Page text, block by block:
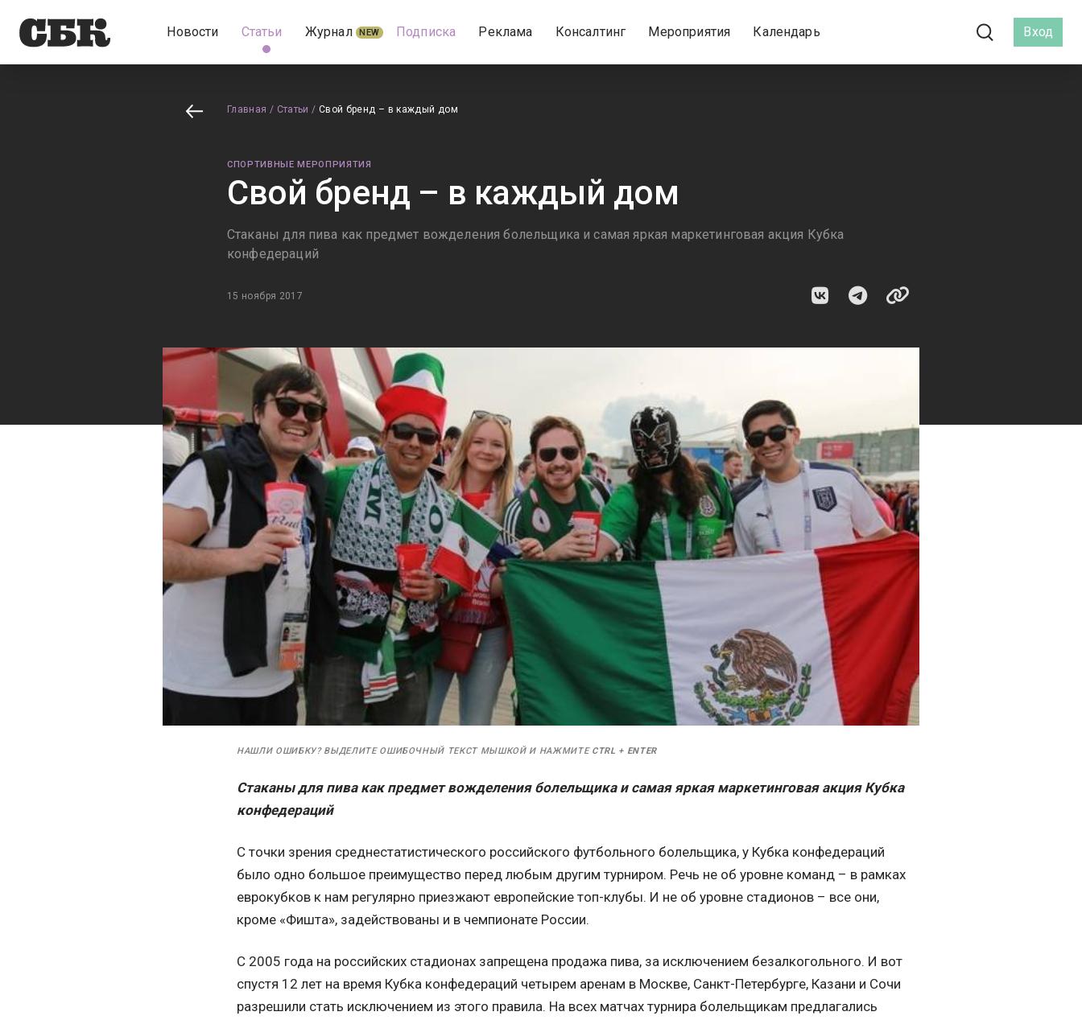
Новости Статьи Журнал NEW Подписка Реклама Консалтинг Мероприятия Календарь Вход
Главная / Статьи / Свой бренд – в каждый дом
СПОРТИВНЫЕ МЕРОПРИЯТИЯ
Свой бренд – в каждый дом
Стаканы для пива как предмет вожделения болельщика и самая яркая маркетинговая акция Кубка
конфедераций
15 ноября 2017
НАШЛИ ОШИБКУ? ВЫДЕЛИТЕ ОШИБОЧНЫЙ ТЕКСТ МЫШКОЙ И НАЖМИТЕ CTRL + ENTER
Стаканы для пива как предмет вожделения болельщика и самая яркая маркетинговая акция Кубка
конфедераций
С точки зрения среднестатистического российского футбольного болельщика, у Кубка конфедераций
было одно большое преимущество перед любым другим турниром. Речь не об уровне команд – в рамках
еврокубков к нам регулярно приезжают европейские топ-клубы. И не об уровне стадионов – все они,
кроме «Фишта», задействованы и в чемпионате России.
С 2005 года на российских стадионах запрещена продажа пива, за исключением безалкогольного. И вот
спустя 12 лет на время Кубка конфедераций четырем аренам в Москве, Санкт-Петербурге, Казани и Сочи
разрешили стать исключением из этого правила. На всех матчах турнира болельщикам предлагались